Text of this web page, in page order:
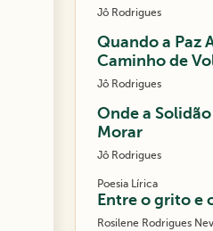
Jô Rodrigues
Quando a Paz
Caminho de
Jô Rodrigues
Onde a
Morar
Jô Rodrigues
Poesia Lírica
Entre o grito e
Rosilene Rodrigues